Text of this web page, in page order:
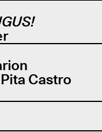
Castro